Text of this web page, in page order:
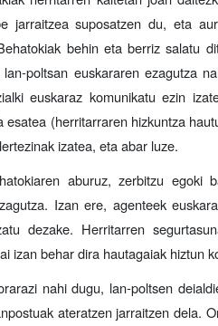
jarraitzea suposatzen du, eta
behin eta berriz salatu
poltsan euskararen ezagutza
euskaraz komunikatu ezin
esatea (herritarraren hizkuntza
izatea, eta abar luze.
aburuz, zerbitzu egoki
Izan ere, agenteek
dezake. Herritarren
izan behar dira hautagaiak hiztun
nahi dugu, lan-poltsen
ateratzen jarraitzen dela.